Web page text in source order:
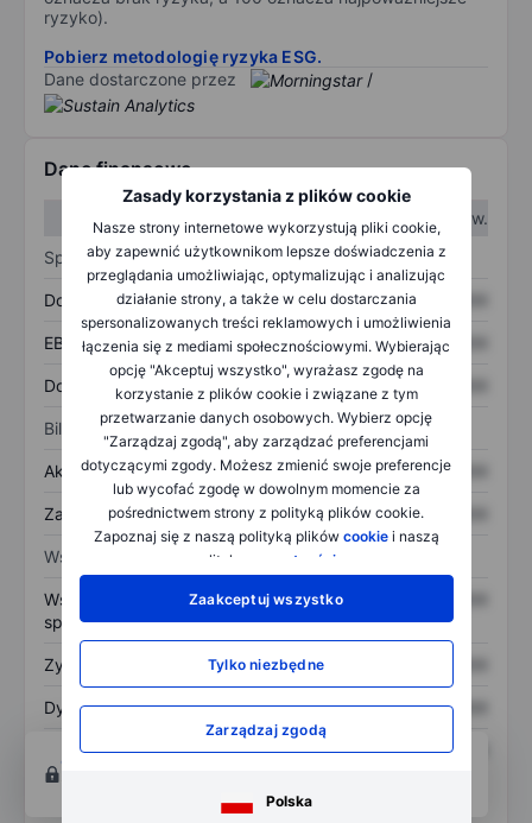
Zasady korzystania z plików cookie
Nasze strony internetowe wykorzystują pliki cookie,
aby zapewnić użytkownikom lepsze doświadczenia z
przeglądania umożliwiając, optymalizując i analizując
działanie strony, a także w celu dostarczania
spersonalizowanych treści reklamowych i umożliwienia
łączenia się z mediami społecznościowymi. Wybierając
opcję "Akceptuj wszystko", wyrażasz zgodę na
korzystanie z plików cookie i związane z tym
przetwarzanie danych osobowych. Wybierz opcję
"Zarządzaj zgodą", aby zarządzać preferencjami
dotyczącymi zgody. Możesz zmienić swoje preferencje
lub wycofać zgodę w dowolnym momencie za
pośrednictwem strony z polityką plików cookie.
Zapoznaj się z naszą polityką plików cookiei naszą
polityką
prywatności
Zaakceptuj wszystko
Tylko niezbędne
Zarządzaj zgodą
Polska
ryzyko).
Pobierz metodologię ryzyka ESG.
Dane dostarczone przez
/
Dane finansowe
W I kw.
W II kw.
Sprawozdanie z zysków
Dochód XXXXXXX XXXXXXX
EBITDA XXXXXXX XXXXXXX
Dochód netto XXXXXXX
Bilans
Aktywa ogółem XXXXXXX XXXXXXX
Zadłużenie ogółem XXXXXXX XXXXXXX
Wskaźniki
Współczynnik cena do
sprzedaży
XXXXXXX
Zysk na akcję XXXXXXX
Dywidenda na akcję XXXXXXX XXXXXXX
Zwrot z kapitału
własnego
XXXXXXX XXXXXXX
Otwórz konto